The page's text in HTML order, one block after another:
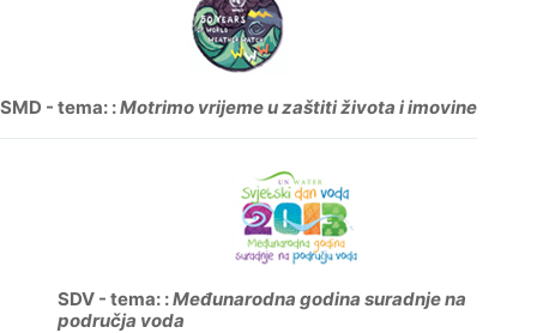
SMD - tema: :Motrimo vrijeme u zaštiti života i imovine
SDV - tema: :Međunarodna godina suradnje na
područja voda